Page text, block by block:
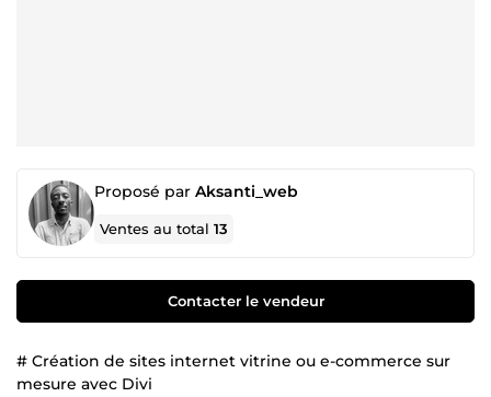
Proposé par Aksanti_web
Ventes au total13
Contacter le vendeur
# Création de sites internet vitrine ou e-commerce sur
mesure avec Divi